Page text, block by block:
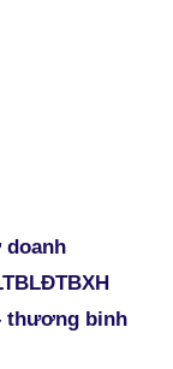
thương binh